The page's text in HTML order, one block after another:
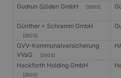
Gudrun Sjöden GmbH [2003]
Günther + Schramm GmbH
[2003]
GVV-Kommunalversicherung
VVaG
[2003]
Hackforth Holding GmbH
[2003]